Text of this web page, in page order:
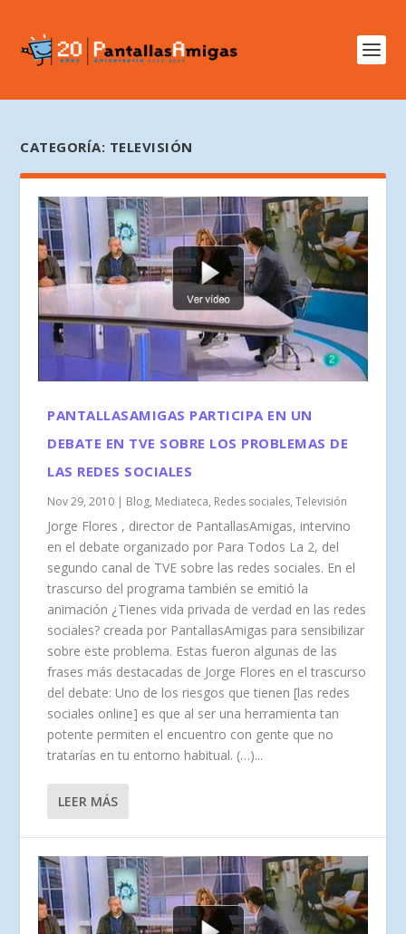
CATEGORÍA: TELEVISIÓN
PANTALLASAMIGAS PARTICIPA EN UN
DEBATE EN TVE SOBRE LOS PROBLEMAS DE
LAS REDES SOCIALES
Nov 29, 2010 | Blog, Mediateca, Redes sociales,Televisión
Jorge Flores , director de PantallasAmigas, intervino
en el debate organizado por Para Todos La 2, del
segundo canal de TVE sobre las redes sociales. En el
trascurso del programa también se emitió la
animación ¿Tienes vida privada de verdad en las redes
sociales? creada por PantallasAmigas para sensibilizar
sobre este problema. Estas fueron algunas de las
frases más destacadas de Jorge Flores en el trascurso
del debate: Uno de los riesgos que tienen [las redes
sociales online] es que al ser una herramienta tan
potente permiten el encuentro con gente que no
tratarías en tu entorno habitual. (…)...
LEER MÁS